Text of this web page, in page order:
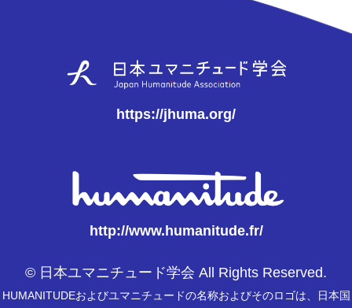
https://jhuma.org/
http://www.humanitude.fr/
© 日本ユマニチュード学会 All Rights Reserved.
HUMANITUDEおよびユマニチュードの名称およびそのロゴは、日本国